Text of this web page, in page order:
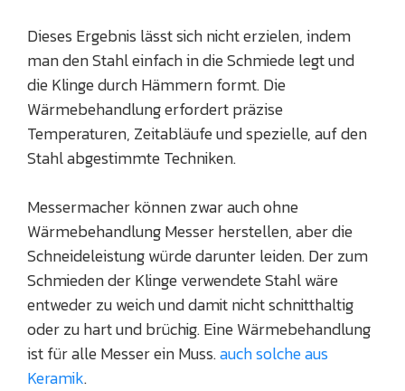
Dieses Ergebnis lässt sich nicht erzielen, indem
man den Stahl einfach in die Schmiede legt und
die Klinge durch Hämmern formt. Die
Wärmebehandlung erfordert präzise
Temperaturen, Zeitabläufe und spezielle, auf den
Stahl abgestimmte Techniken.
Messermacher können zwar auch ohne
Wärmebehandlung Messer herstellen, aber die
Schneideleistung würde darunter leiden. Der zum
Schmieden der Klinge verwendete Stahl wäre
entweder zu weich und damit nicht schnitthaltig
oder zu hart und brüchig. Eine Wärmebehandlung
ist für alle Messer ein Muss.auch solche aus
Keramik.